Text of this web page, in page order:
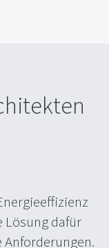
Lösung dafür